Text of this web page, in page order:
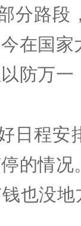
分路段
在国家
防万
日程安
的情
也没